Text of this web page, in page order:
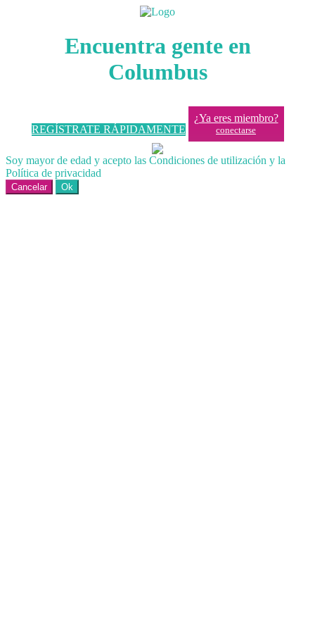
Encuentra gente en
Columbus
REGÍSTRATE RÁPIDAMENTE
¿Ya eres miembro?
conectarse
Soy mayor de edad y acepto las Condiciones de utilización y la
Política de privacidad
Cancelar Ok